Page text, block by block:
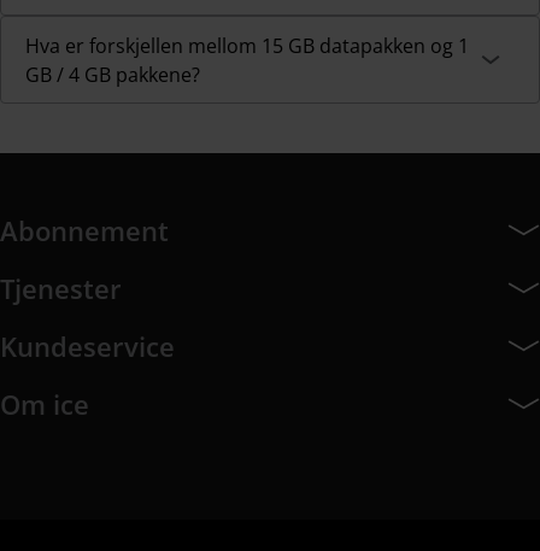
Hva er forskjellen mellom 15 GB datapakken og 1
GB / 4 GB pakkene?​
Abonnement
Tjenester
Kundeservice
Om ice